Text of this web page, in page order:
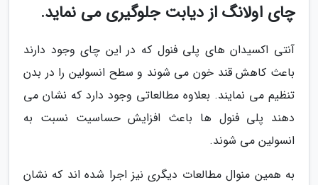
چای اولانگ از دیابت جلوگیری می نماید.
آنتی اکسیدان های پلی فنول که در این چای وجود دارند
باعث کاهش قند خون می شوند و سطح انسولین را در بدن
تنظیم می نمایند. بعلاوه مطالعاتی وجود دارد که نشان می
دهند پلی فنول ها باعث افزایش حساسیت نسبت به
انسولین می شوند.
به همین منوال مطالعات دیگری نیز اجرا شده اند که نشان